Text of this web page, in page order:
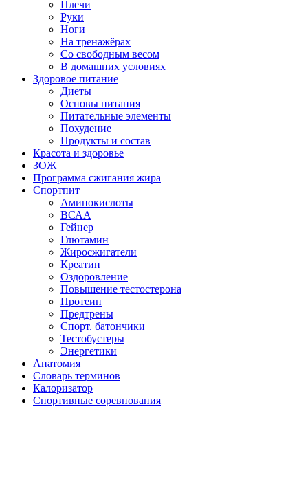
Плечи
Руки
Ноги
На тренажёрах
Со свободным весом
В домашних условиях
Здоровое питание
Диеты
Основы питания
Питательные элементы
Похудение
Продукты и состав
Красота и здоровье
ЗОЖ
Программа сжигания жира
Спортпит
Аминокислоты
ВСАА
Гейнер
Глютамин
Жиросжигатели
Креатин
Оздоровление
Повышение тестостерона
Протеин
Предтрены
Спорт. батончики
Тестобустеры
Энергетики
Анатомия
Словарь терминов
Калоризатор
Спортивные соревнования